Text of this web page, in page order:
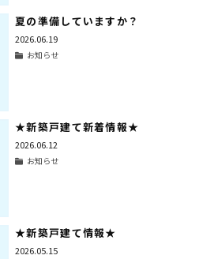
夏の準備していますか？
2026.06.19
お知らせ
★新築戸建て新着情報★
2026.06.12
お知らせ
★新築戸建て情報★
2026.05.15